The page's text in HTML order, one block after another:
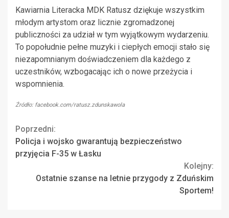
Kawiarnia Literacka MDK Ratusz dziękuje wszystkim
młodym artystom oraz licznie zgromadzonej
publiczności za udział w tym wyjątkowym wydarzeniu.
To popołudnie pełne muzyki i ciepłych emocji stało się
niezapomnianym doświadczeniem dla każdego z
uczestników, wzbogacając ich o nowe przeżycia i
wspomnienia.
Źródło: facebook.com/ratusz.zdunskawola
Continue
Reading
Poprzedni:
Policja i wojsko gwarantują bezpieczeństwo
przyjęcia F-35 w Łasku
Kolejny:
Ostatnie szanse na letnie przygody z Zduńskim
Sportem!